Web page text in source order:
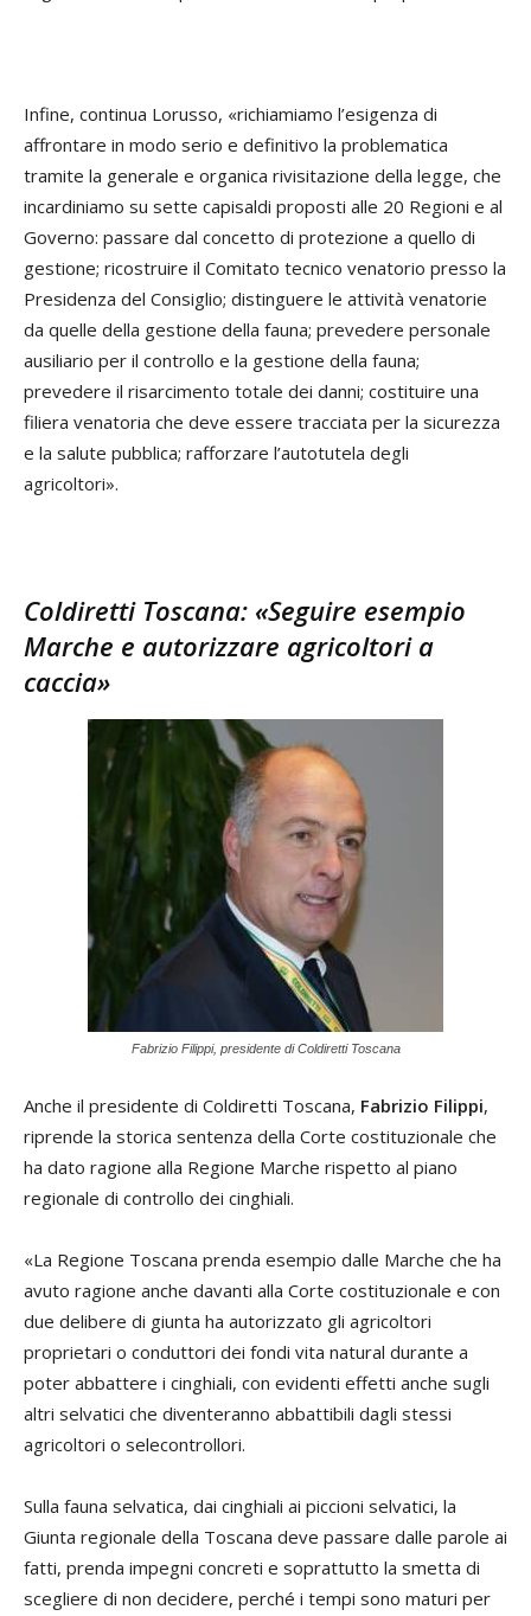
Infine, continua Lorusso, «richiamiamo l’esigenza di
affrontare in modo serio e definitivo la problematica
tramite la generale e organica rivisitazione della legge, che
incardiniamo su sette capisaldi proposti alle 20 Regioni e al
Governo: passare dal concetto di protezione a quello di
gestione; ricostruire il Comitato tecnico venatorio presso la
Presidenza del Consiglio; distinguere le attività venatorie
da quelle della gestione della fauna; prevedere personale
ausiliario per il controllo e la gestione della fauna;
prevedere il risarcimento totale dei danni; costituire una
filiera venatoria che deve essere tracciata per la sicurezza
e la salute pubblica; rafforzare l’autotutela degli
agricoltori».
Coldiretti Toscana: «Seguire esempio
Marche e autorizzare agricoltori a
caccia»
Fabrizio Filippi, presidente di Coldiretti Toscana
Anche il presidente di Coldiretti Toscana, Fabrizio Filippi,
riprende la storica sentenza della Corte costituzionale che
ha dato ragione alla Regione Marche rispetto al piano
regionale di controllo dei cinghiali.
«La Regione Toscana prenda esempio dalle Marche che ha
avuto ragione anche davanti alla Corte costituzionale e con
due delibere di giunta ha autorizzato gli agricoltori
proprietari o conduttori dei fondi vita natural durante a
poter abbattere i cinghiali, con evidenti effetti anche sugli
altri selvatici che diventeranno abbattibili dagli stessi
agricoltori o selecontrollori.
Sulla fauna selvatica, dai cinghiali ai piccioni selvatici, la
Giunta regionale della Toscana deve passare dalle parole ai
fatti, prenda impegni concreti e soprattutto la smetta di
scegliere di non decidere, perché i tempi sono maturi per